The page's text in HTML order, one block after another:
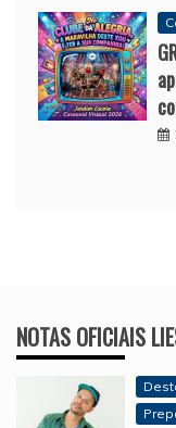
NOTAS OFICIAIS